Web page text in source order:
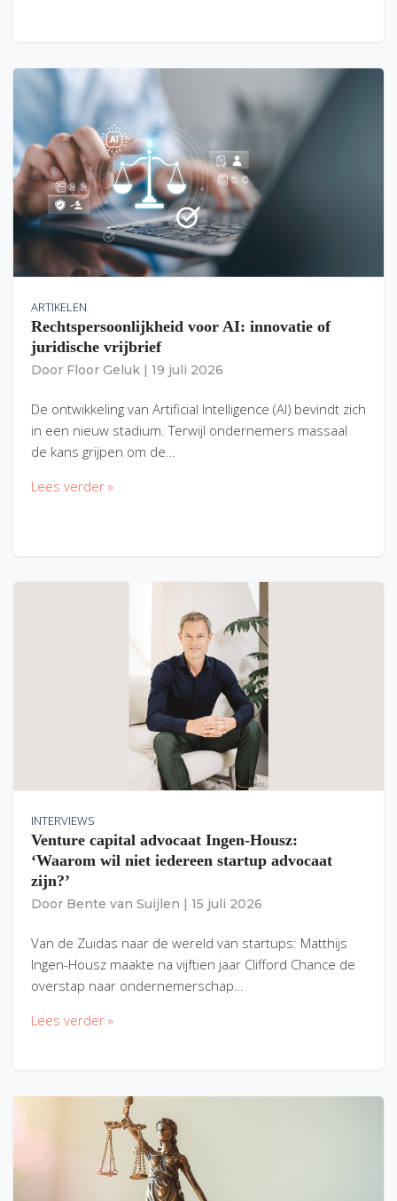
ARTIKELEN
Rechtspersoonlijkheid voor AI: innovatie of
juridische vrijbrief
Door Floor Geluk 19 juli 2026
De ontwikkeling van Artificial Intelligence (AI) bevindt zich
in een nieuw stadium. Terwijl ondernemers massaal
de kans grijpen om de…
Lees verder »
INTERVIEWS
Venture capital advocaat Ingen-Housz:
‘Waarom wil niet iedereen startup advocaat
zijn?’
Door Bente van Suijlen 15 juli 2026
Van de Zuidas naar de wereld van startups: Matthijs
Ingen-Housz maakte na vijftien jaar Clifford Chance de
overstap naar ondernemerschap…
Lees verder »